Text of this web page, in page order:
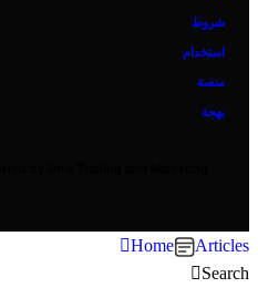
شروط
استخدام
منصة
بهجة
Home
Articles
Search